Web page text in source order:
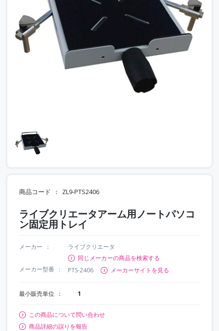
商品コード ZL9-PTS2406
ライブクリエータアーム用ノートパソコ
ン固定用トレイ
メーカー
ライブクリエータ
同じメーカーの商品を検索する
メーカー型番
PTS-2406 メーカーサイトを見る
最小販売単位 1
この商品について問い合わせ
商品詳細の誤りを報告